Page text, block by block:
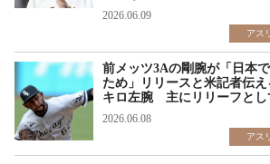
2026.06.09
アス
前メッツ3Aの剛腕が「日本
ため」リリースと米記者伝
キロ左腕 主にリリーフとし
2026.06.08
アス